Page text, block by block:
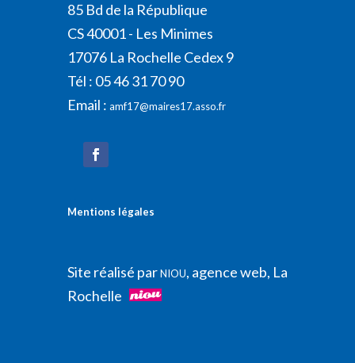
85 Bd de la République
CS 40001 - Les Minimes
17076 La Rochelle Cedex 9
Tél : 05 46 31 70 90
Email : amf17@maires17.asso.fr
Mentions légales
Site réalisé parNIOU, agence web, La
Rochelle